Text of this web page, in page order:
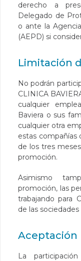
derecho a
Delegado de
o ante la
(AEPD) si
Limitación
No podrán
CLINICA
cualquier
Baviera o sus
cualquier otra
estas
de los tres
promoción.
Asimismo
promoción, las
trabajando para
de las
Aceptación
La